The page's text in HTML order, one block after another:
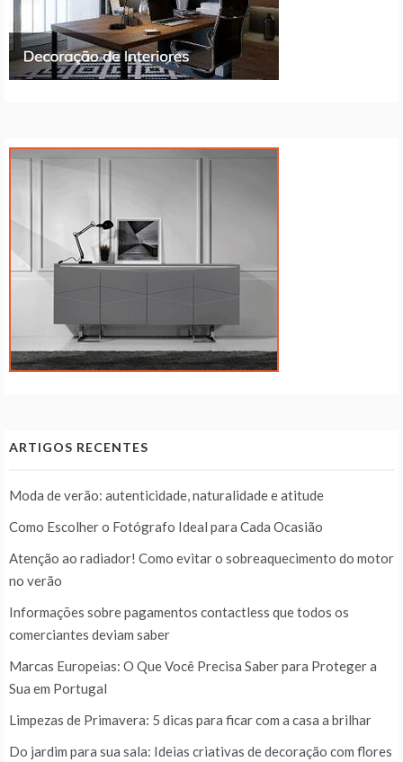
ARTIGOS RECENTES
Moda de verão: autenticidade, naturalidade e atitude
Como Escolher o Fotógrafo Ideal para Cada Ocasião
Atenção ao radiador! Como evitar o sobreaquecimento do motor
no verão
Informações sobre pagamentos contactless que todos os
comerciantes deviam saber
Marcas Europeias: O Que Você Precisa Saber para Proteger a
Sua em Portugal
Limpezas de Primavera: 5 dicas para ficar com a casa a brilhar
Do jardim para sua sala: Ideias criativas de decoração com flores